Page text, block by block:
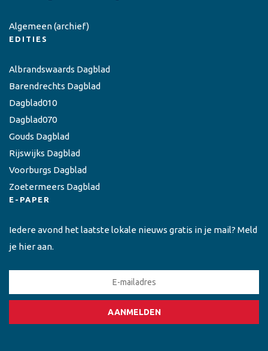
Algemeen(archief)
EDITIES
Albrandswaards Dagblad
Barendrechts Dagblad
Dagblad010
Dagblad070
Gouds Dagblad
Rijswijks Dagblad
Voorburgs Dagblad
Zoetermeers Dagblad
E-PAPER
Iedere avond het laatste lokale nieuws gratis in je mail? Meld
je hier aan.